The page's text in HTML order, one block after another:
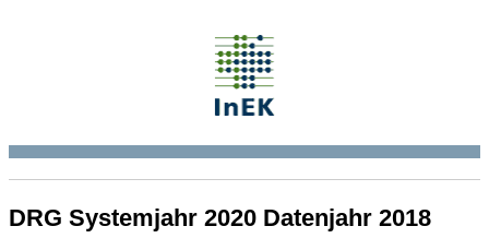
DRG Systemjahr 2020 Datenjahr 2018